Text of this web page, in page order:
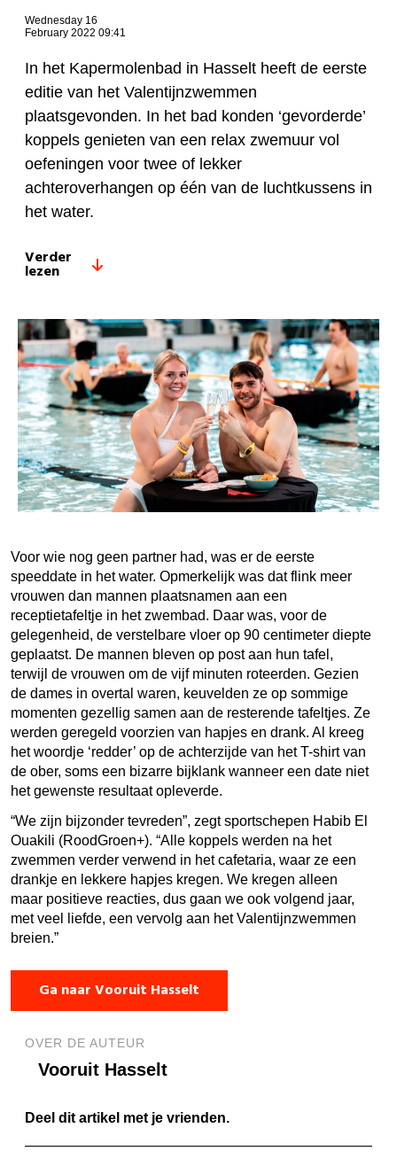
Wednesday 16
February 2022 09:41
In het Kapermolenbad in Hasselt heeft de eerste
editie van het Valentijnzwemmen
plaatsgevonden. In het bad konden ‘gevorderde’
koppels genieten van een relax zwemuur vol
oefeningen voor twee of lekker
achteroverhangen op één van de luchtkussens in
het water.
Verder
lezen
Voor wie nog geen partner had, was er de eerste
speeddate in het water. Opmerkelijk was dat flink meer
vrouwen dan mannen plaatsnamen aan een
receptietafeltje in het zwembad. Daar was, voor de
gelegenheid, de verstelbare vloer op 90 centimeter diepte
geplaatst. De mannen bleven op post aan hun tafel,
terwijl de vrouwen om de vijf minuten roteerden. Gezien
de dames in overtal waren, keuvelden ze op sommige
momenten gezellig samen aan de resterende tafeltjes. Ze
werden geregeld voorzien van hapjes en drank. Al kreeg
het woordje ‘redder’ op de achterzijde van het T-shirt van
de ober, soms een bizarre bijklank wanneer een date niet
het gewenste resultaat opleverde.
“We zijn bijzonder tevreden”, zegt sportschepen Habib El
Ouakili (RoodGroen+). “Alle koppels werden na het
zwemmen verder verwend in het cafetaria, waar ze een
drankje en lekkere hapjes kregen. We kregen alleen
maar positieve reacties, dus gaan we ook volgend jaar,
met veel liefde, een vervolg aan het Valentijnzwemmen
breien.”
Ga naar Vooruit Hasselt
OVER DE AUTEUR
Vooruit Hasselt
Deel dit artikel met je vrienden.